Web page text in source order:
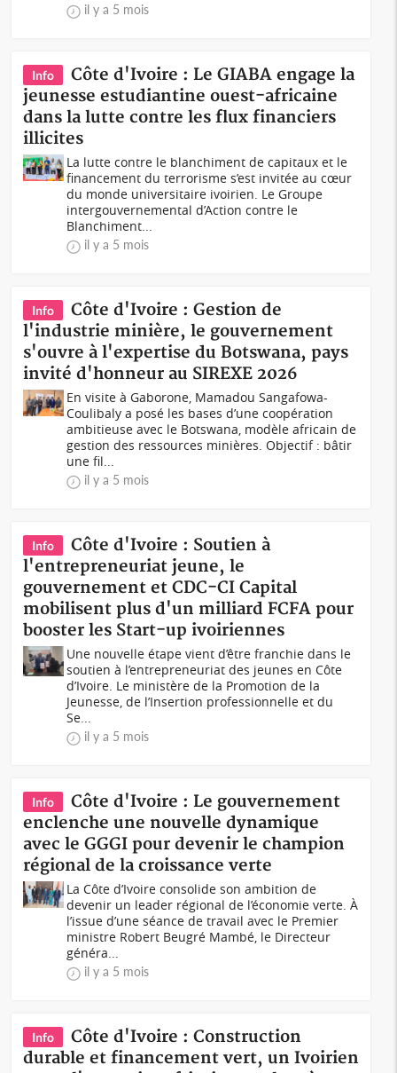
il y a 5 mois
Info
Côte d'Ivoire : Le GIABA engage la
jeunesse estudiantine ouest-africaine
dans la lutte contre les flux financiers
illicites
La lutte contre le blanchiment de capitaux et le
financement du terrorisme s’est invitée au cœur
du monde universitaire ivoirien. Le Groupe
intergouvernemental d’Action contre le
Blanchiment...
il y a 5 mois
Info
Côte d'Ivoire : Gestion de
l'industrie minière, le gouvernement
s'ouvre à l'expertise du Botswana, pays
invité d'honneur au SIREXE 2026
En visite à Gaborone, Mamadou Sangafowa-
Coulibaly a posé les bases d’une coopération
ambitieuse avec le Botswana, modèle africain de
gestion des ressources minières. Objectif : bâtir
une fil...
il y a 5 mois
Info
Côte d'Ivoire : Soutien à
l'entrepreneuriat jeune, le
gouvernement et CDC-CI Capital
mobilisent plus d'un milliard FCFA pour
booster les Start-up ivoiriennes
Une nouvelle étape vient d’être franchie dans le
soutien à l’entrepreneuriat des jeunes en Côte
d’Ivoire. Le ministère de la Promotion de la
Jeunesse, de l’Insertion professionnelle et du
Se...
il y a 5 mois
Info
Côte d'Ivoire : Le gouvernement
enclenche une nouvelle dynamique
avec le GGGI pour devenir le champion
régional de la croissance verte
La Côte d’Ivoire consolide son ambition de
devenir un leader régional de l’économie verte. À
l’issue d’une séance de travail avec le Premier
ministre Robert Beugré Mambé, le Directeur
généra...
il y a 5 mois
Info
Côte d'Ivoire : Construction
durable et financement vert, un Ivoirien